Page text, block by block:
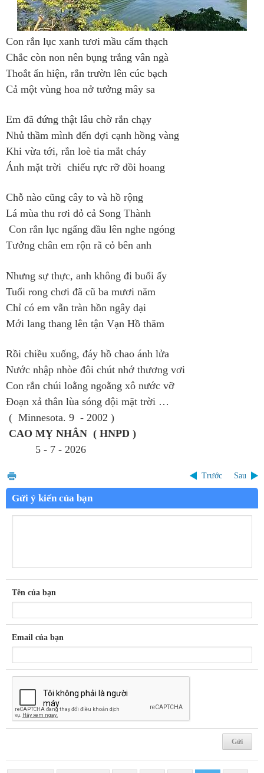
Con rắn lục xanh tươi mầu cẩm thạch
Chắc còn non nên bụng trắng vân ngà
Thoắt ẩn hiện, rắn trườn lên cúc bạch
Cả một vùng hoa nở tưởng mây sa
Em đã đứng thật lâu chờ rắn chạy
Nhủ thầm mình đến đợi cạnh hồng vàng
Khi vừa tới, rắn loè tia mắt cháy
Ánh mặt trời chiếu rực rỡ đồi hoang
Chỗ nào cũng cây to và hồ rộng
Lá mùa thu rơi đỏ cả Song Thành
Con rắn lục ngẩng đầu lên nghe ngóng
Tưởng chân em rộn rã cỏ bên anh
Nhưng sự thực, anh không đi buổi ấy
Tuổi rong chơi đã cũ ba mươi năm
Chỉ có em vẫn tràn hồn ngây dại
Mới lang thang lên tận Vạn Hồ thăm
Rồi chiều xuống, đáy hồ chao ánh lửa
Nước nhập nhòe đôi chút nhớ thương vơi
Con rắn chúi loằng ngoằng xô nước vỡ
Đoạn xả thân lùa sóng dội mặt trời …
( Minnesota. 9 - 2002 )
CAO MỴ NHÂN ( HNPD )
5 - 7 - 2026
Trước Sau
Gửi ý kiến của bạn
Tên của bạn
Email của bạn